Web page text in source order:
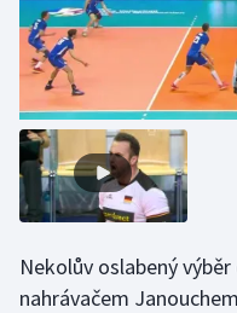
Plavání
Plážový volejbal
Ragby
Rychlobruslení
Rychlostní kanoistika
Nekolův oslabený
nahrávačem